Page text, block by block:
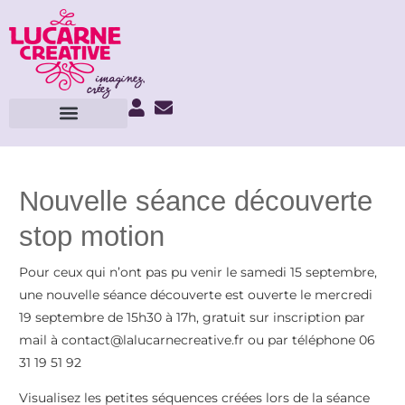
Nouvelle séance découverte
stop motion
Pour ceux qui n’ont pas pu venir le samedi 15 septembre,
une nouvelle séance découverte est ouverte le mercredi
19 septembre de 15h30 à 17h, gratuit sur inscription par
mail à contact@lalucarnecreative.fr ou par téléphone 06
31 19 51 92
Visualisez les petites séquences créées lors de la séance